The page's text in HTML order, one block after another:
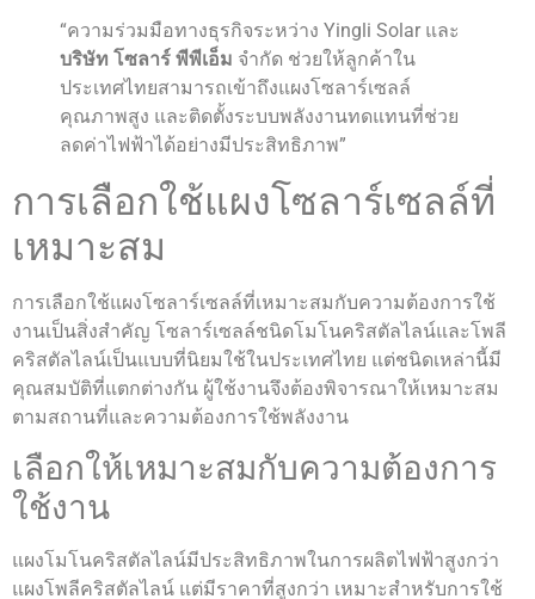
“ความร่วมมือทางธุรกิจระหว่าง Yingli Solar และ
บริษัท โซลาร์ พีพีเอ็ม จำกัด ช่วยให้ลูกค้าใน
ประเทศไทยสามารถเข้าถึงแผงโซลาร์เซลล์
คุณภาพสูง และติดตั้งระบบพลังงานทดแทนที่ช่วย
ลดค่าไฟฟ้าได้อย่างมีประสิทธิภาพ”
การเลือกใช้แผงโซลาร์เซลล์ที่
เหมาะสม
การเลือกใช้แผงโซลาร์เซลล์ที่เหมาะสมกับความต้องการใช้
งานเป็นสิ่งสำคัญ โซลาร์เซลล์ชนิดโมโนคริสตัลไลน์และโพลี
คริสตัลไลน์เป็นแบบที่นิยมใช้ในประเทศไทย แต่ชนิดเหล่านี้มี
คุณสมบัติที่แตกต่างกัน ผู้ใช้งานจึงต้องพิจารณาให้เหมาะสม
ตามสถานที่และความต้องการใช้พลังงาน
เลือกให้เหมาะสมกับความต้องการ
ใช้งาน
แผงโมโนคริสตัลไลน์มีประสิทธิภาพในการผลิตไฟฟ้าสูงกว่า
แผงโพลีคริสตัลไลน์ แต่มีราคาที่สูงกว่า เหมาะสำหรับการใช้